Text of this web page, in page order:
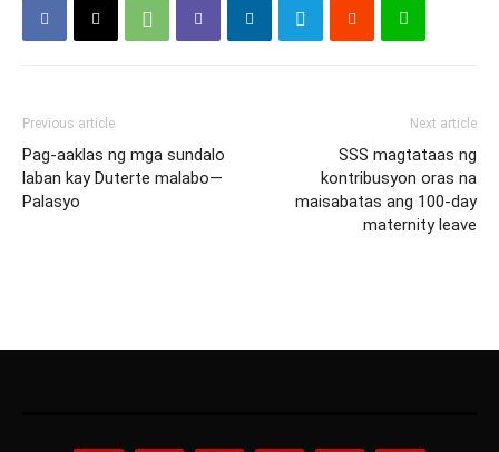
Previous article
Pag-aaklas ng mga sundalo
laban kay Duterte malabo—
Palasyo
Next article
SSS magtataas ng
kontribusyon oras na
maisabatas ang 100-day
maternity leave